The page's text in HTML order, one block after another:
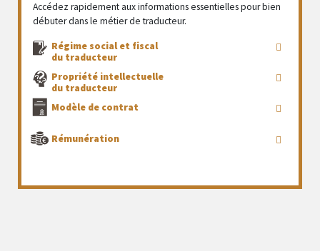
Accédez rapidement aux informations essentielles pour bien
débuter dans le métier de traducteur.
Régime social et fiscal
du traducteur
Propriété intellectuelle
du traducteur
Modèle de contrat
Rémunération